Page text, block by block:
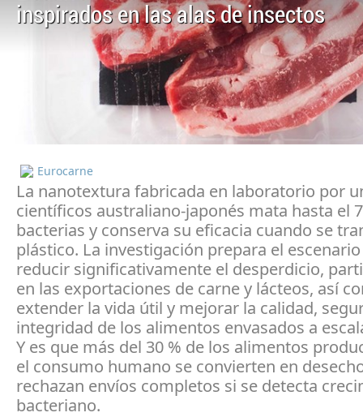
inspirados en las alas de insectos
Eurocarne
La nanotextura fabricada en laboratorio por
científicos australiano-japonés mata hasta el
bacterias y conserva su eficacia cuando se
plástico. La investigación prepara el
reducir significativamente el desperdicio,
en las exportaciones de carne y lácteos, así
extender la vida útil y mejorar la calidad,
integridad de los alimentos envasados ​​a
Y es que más del 30 % de los alimentos
el consumo humano se convierten en
rechazan envíos completos si se detecta
bacteriano.